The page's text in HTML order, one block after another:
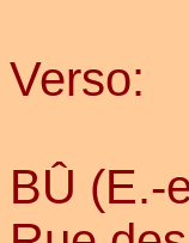
Verso:
BÛ (E.-